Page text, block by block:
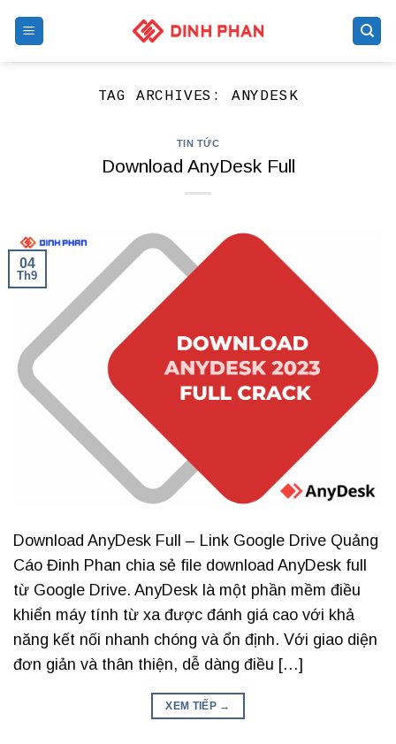
TAG ARCHIVES: ANYDESK
TIN TỨC
Download AnyDesk Full
04
Th9
Download AnyDesk Full – Link Google Drive Quảng
Cáo Đinh Phan chia sẻ file download AnyDesk full
từ Google Drive. AnyDesk là một phần mềm điều
khiển máy tính từ xa được đánh giá cao với khả
năng kết nối nhanh chóng và ổn định. Với giao diện
đơn giản và thân thiện, dễ dàng điều […]
XEM TIẾP →